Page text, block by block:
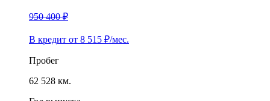
950 400 ₽
В кредит от 8 515 ₽/мес.
Пробег
62 528 км.